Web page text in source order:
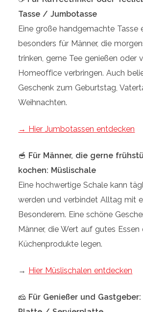
Tasse / Jumbotasse
Eine große handgemachte Tasse
besonders für Männer, die
trinken, gerne Tee genießen oder
Homeoffice verbringen. Auch
Geschenk zum Geburtstag,
Weihnachten.
→ Hier Jumbotassen entdecken
🥣 Für Männer, die gerne
kochen: Müslischale
Eine hochwertige Schale kann
werden und verbindet Alltag mit
Besonderem. Eine schöne
Männer, die Wert auf gutes
Küchenprodukte legen.
→ Hier Müslischalen entdecken
🧀 Für Genießer und